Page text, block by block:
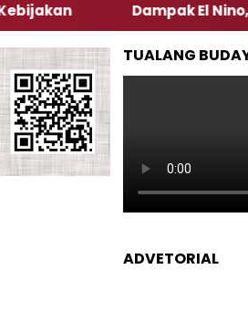
Dampak El Nino, Sejumlah
TUALANG
ADVETORIAL